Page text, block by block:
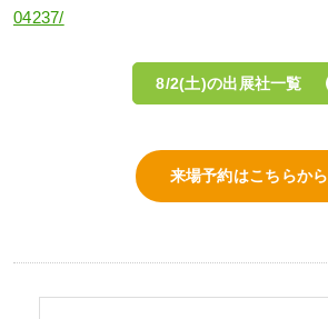
04237/
8/2(土)の出展社一覧
来場予約はこちらから